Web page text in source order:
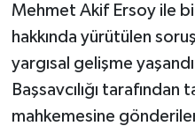
Mehmet Akif Ersoy ile
hakkında yürütülen
yargısal gelişme
Başsavcılığı
mahkemesine
KÜLTÜR-SANAT
MAGAZİN
MANŞET